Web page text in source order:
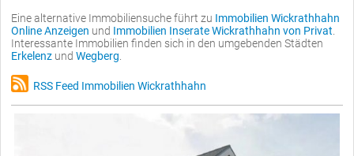
Eine alternative Immobiliensuche führt zu Immobilien Wickrathhahn
Online Anzeigen und Immobilien Inserate Wickrathhahn von Privat
Interessante Immobilien finden sich in den umgebenden Städten
Erkelenz und Wegberg
RSS Feed Immobilien Wickrathhahn